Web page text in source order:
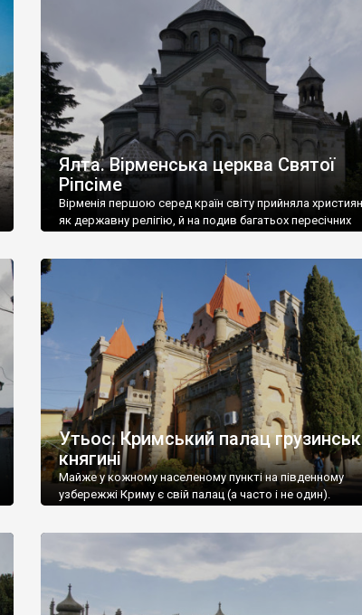
називаються «повстяками» (postaki)…” “Вино. Крим
виробляє відмінне вино і його вдосталь: воно все
легке біле і дуже […]
Ялта. Вірменська церква Святої
Ріпсіме
Вірменія першою серед країн світу прийняла
як державну релігію, й на подив багатьох пересічних
Утьос. Кримський палац
княгині
Майже у кожному населеному пункті на південному
узбережжі Криму є свій палац (а часто і не один).